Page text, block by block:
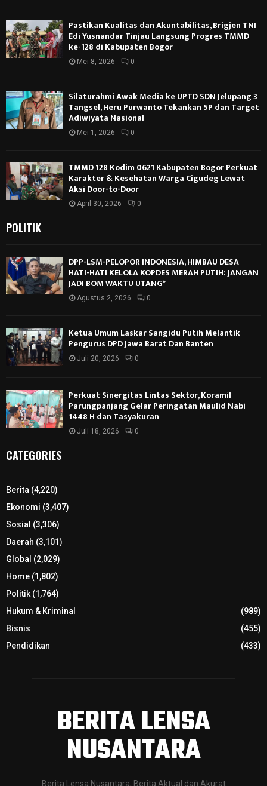
Pastikan Kualitas dan Akuntabilitas, Brigjen TNI
Edi Yusnandar Tinjau Langsung Progres TMMD
ke-128 di Kabupaten Bogor
Mei 8, 2026 0
Silaturahmi Awak Media ke UPTD SDN Jelupang 3
Tangsel, Heru Purwanto Tekankan 5P dan Target
Adiwiyata Nasional
Mei 1, 2026 0
TMMD 128 Kodim 0621 Kabupaten Bogor Perkuat
Karakter & Kesehatan Warga Cigudeg Lewat
Aksi Door-to-Door
April 30, 2026 0
POLITIK
DPP-LSM-PELOPOR INDONESIA, HIMBAU DESA
HATI-HATI KELOLA KOPDES MERAH PUTIH: JANGAN
JADI BOM WAKTU UTANG*
Agustus 2, 2026 0
Ketua Umum Laskar Sangidu Putih Melantik
Pengurus DPD Jawa Barat Dan Banten
Juli 20, 2026 0
Perkuat Sinergitas Lintas Sektor, Koramil
Parungpanjang Gelar Peringatan Maulid Nabi
1448 H dan Tasyakuran
Juli 18, 2026 0
CATEGORIES
Berita (4,220)
Ekonomi (3,407)
Sosial (3,306)
Daerah (3,101)
Global (2,029)
Home (1,802)
Politik(1,764)
Hukum & Kriminal
(989)
Bisnis
(455)
Pendidikan
(433)
BERITA LENSA
NUSANTARA
Berita Lensa Nusantara, Berita Aktual dan Akurat